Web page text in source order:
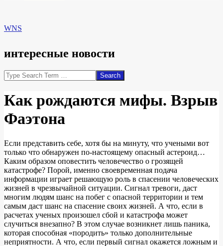
WNS
интересные новости
Search
Как рождаются мифы. Взрыв
Фаэтона
Если представить себе, хотя бы на минуту, что учеными вот
только что обнаружен по-настоящему опасный астероид…
Каким образом оповестить человечество о грозящей
катастрофе? Порой, именно своевременная подача
информации играет решающую роль в спасении человеческих
жизней в чрезвычайной ситуации. Сигнал тревоги, даст
многим людям шанс на побег с опасной территории и тем
самым даст шанс на спасение своих жизней. А что, если в
расчетах ученых произошел сбой и катастрофа может
случиться внезапно? В этом случае возникнет лишь паника,
которая способная «породить» только дополнительные
неприятности. А что, если первый сигнал окажется ложным и